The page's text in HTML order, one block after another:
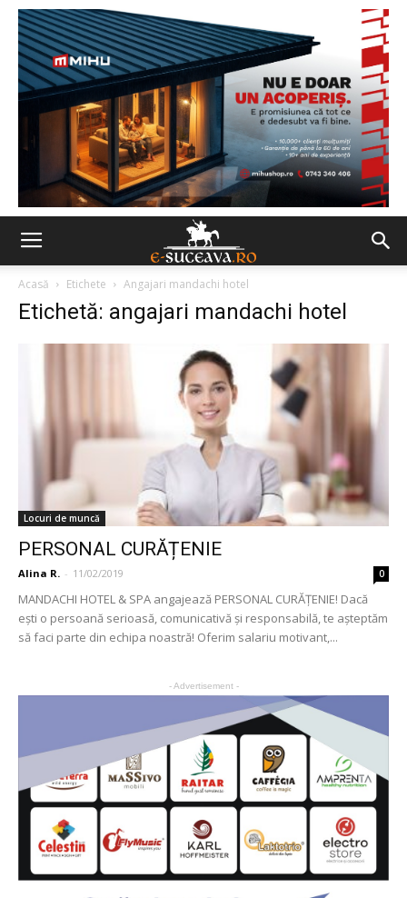
Acasă Etichete Angajari mandachi hotel
Etichetă: angajari mandachi hotel
Locuri de muncă
PERSONAL CURĂȚENIE
Alina R. - 11/02/2019 0
MANDACHI HOTEL & SPA angajează PERSONAL CURĂȚENIE! Dacă
ești o persoană serioasă, comunicativă și responsabilă, te așteptăm
să faci parte din echipa noastră! Oferim salariu motivant,...
- Advertisement -